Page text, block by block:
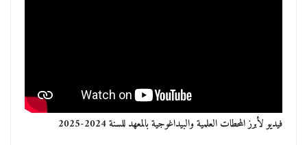
فيديو لأبرز المحطات العلمية والبيداغوجية بالمعهد للسنة 2024-2025